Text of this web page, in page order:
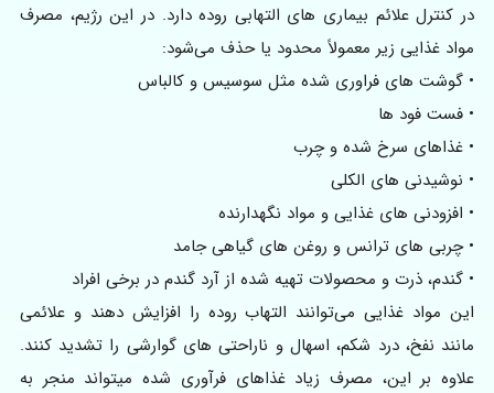
در کنترل علائم بیماری‌ های التهابی روده دارد. در این رژیم، مصرف
مواد غذایی زیر معمولاً محدود یا حذف می‌شود:
• گوشت های فراوری شده مثل سوسیس و کالباس
• فست فود ها
• غذاهای سرخ شده و چرب
• نوشیدنی های الکلی
• افزودنی های غذایی و مواد نگهدارنده
• چربی های ترانس و روغن های گیاهی جامد
• گندم، ذرت و محصولات تهیه شده از آرد گندم در برخی افراد
این مواد غذایی می‌توانند التهاب روده را افزایش دهند و علائمی
مانند نفخ، درد شکم، اسهال و ناراحتی‌ های گوارشی را تشدید کنند.
علاوه بر این، مصرف زیاد غذاهای فرآوری‌ شده میتواند منجر به